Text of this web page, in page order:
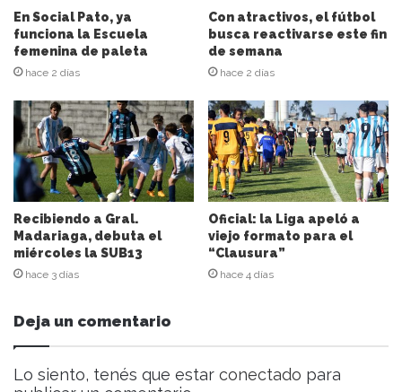
i
ó
n
d
c
o
r
r
e
o
e
l
e
c
ó
n
i
c
En Social Pato, ya
funciona la Escuela
femenina de paleta
hace 2 días
Con atractivos, el fútbol
busca reactivarse este fin
de semana
hace 2 días
Recibiendo a Gral.
Madariaga, debuta el
miércoles la SUB13
hace 3 días
Oficial: la Liga apeló a
viejo formato para el
“Clausura”
hace 4 días
Deja un comentario
Lo siento, tenés que estar conectado para